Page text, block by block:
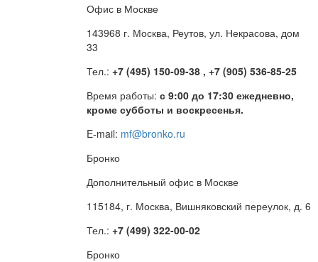
Офис в Москве
143968 г. Москва, Реутов, ул. Некрасова, дом
33
Тел.: +7 (495) 150-09-38 , +7 (905) 536-85-25
Время работы: с 9:00 до 17:30 ежедневно,
кроме субботы и воскресенья.
E-mail: mf@bronko.ru
Бронко
Дополнительный офис в Москве
115184, г. Москва, Вишняковский переулок, д. 6
Тел.: +7 (499) 322-00-02
Бронко